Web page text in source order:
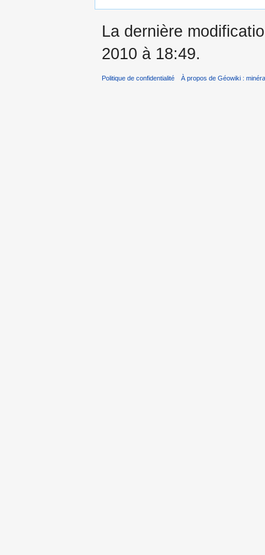
La dernière
2010 à 18:49.
Politique de confidentialité À propos de Géowiki :